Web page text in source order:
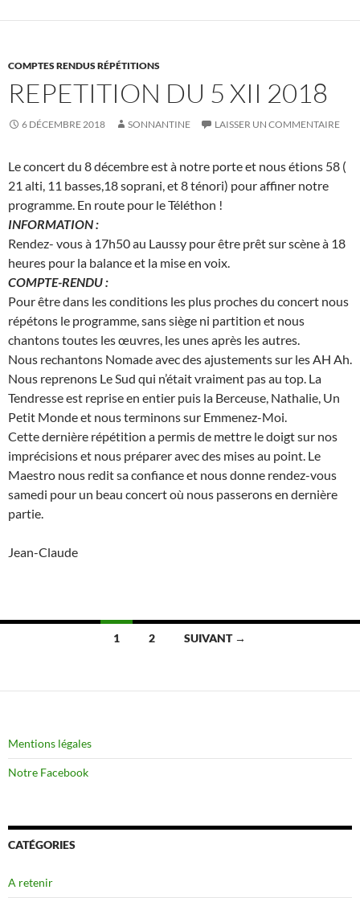
COMPTES RENDUS RÉPÉTITIONS
REPETITION DU 5 XII 2018
6 DÉCEMBRE 2018 SONNANTINE LAISSER UN COMMENTAIRE
Le concert du 8 décembre est à notre porte et nous étions 58 (
21 alti, 11 basses,18 soprani, et 8 ténori) pour affiner notre
programme. En route pour le Téléthon !
INFORMATION :
Rendez- vous à 17h50 au Laussy pour être prêt sur scène à 18
heures pour la balance et la mise en voix.
COMPTE-RENDU :
Pour être dans les conditions les plus proches du concert nous
répétons le programme, sans siège ni partition et nous
chantons toutes les œuvres, les unes après les autres.
Nous rechantons Nomade avec des ajustements sur les AH Ah.
Nous reprenons Le Sud qui n’était vraiment pas au top. La
Tendresse est reprise en entier puis la Berceuse, Nathalie, Un
Petit Monde et nous terminons sur Emmenez-Moi.
Cette dernière répétition a permis de mettre le doigt sur nos
imprécisions et nous préparer avec des mises au point. Le
Maestro nous redit sa confiance et nous donne rendez-vous
samedi pour un beau concert où nous passerons en dernière
partie.
Jean-Claude
articles
1 2 SUIVANT →
Mentions légales
Notre Facebook
CATÉGORIES
A retenir